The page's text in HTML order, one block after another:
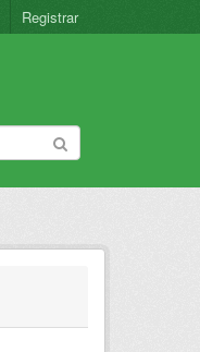
Registrar